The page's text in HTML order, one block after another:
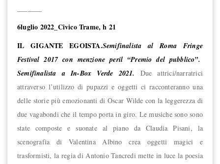
6luglio 2022_Civico Trame, h 21
IL GIGANTE EGOISTA.Semifinalista al Roma Fringe
Festival 2017 con menzione peril “Premio del pubblico”.
Semifinalista a In-Box Verde 2021. Due attrici/narratrici
attraverso l’utilizzo di pupazzi e oggetti ci racconteranno una
delle storie più emozionanti di Oscar Wilde con la leggerezza di
due vagabondi che il tempo porta in giro. Le musiche sono sono
state composte e suonate al piano da Claudia Pisani, la
scenografia di Valentina Albino crea oggetti magici e
trasformisti, la regia di Antonio Tancredi mette in luce la poesia